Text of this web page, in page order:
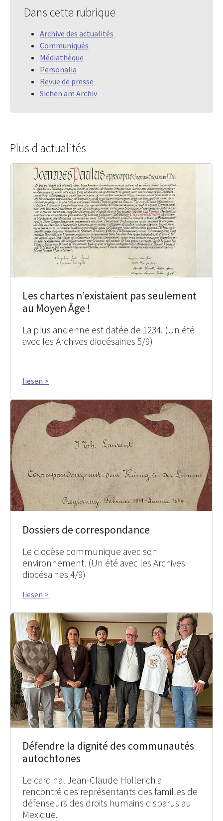
Dans cette rubrique
Archive des actualités
Communiqués
Médiathèque
Personalia
Revue de presse
Sichen am Archiv
Plus d'actualités
Les chartes n’existaient pas seulement
au Moyen Âge !
La plus ancienne est datée de 1234. (Un été
avec les Archives diocésaines 5/9)
liesen >
Dossiers de correspondance
Le diocèse communique avec son
environnement. (Un été avec les Archives
diocésaines 4/9)
liesen >
Défendre la dignité des communautés
autochtones
Le cardinal Jean-Claude Hollerich a
rencontré des représentants des familles de
défenseurs des droits humains disparus au
Mexique.